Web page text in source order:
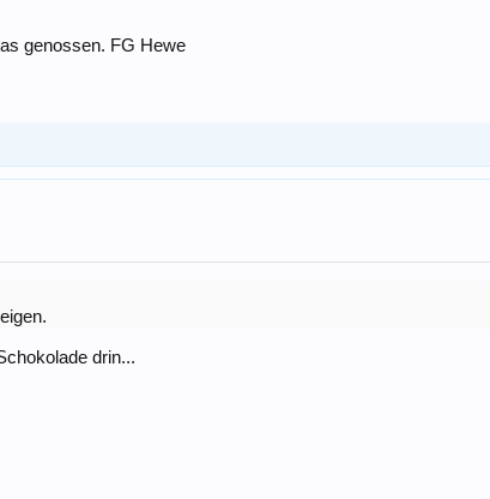
genossen. FG Hewe
drin...